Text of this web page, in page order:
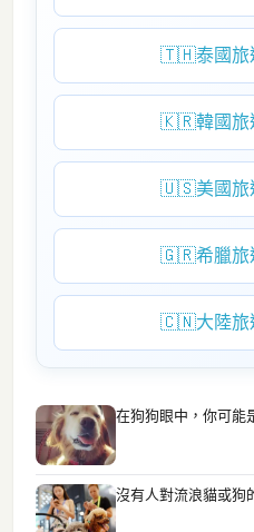
🇹🇭泰國旅
🇰🇷韓國旅
🇺🇸美國
🇬🇷希臘旅
🇨🇳大陸
在狗狗眼中，你可能
沒有人對流浪貓或狗